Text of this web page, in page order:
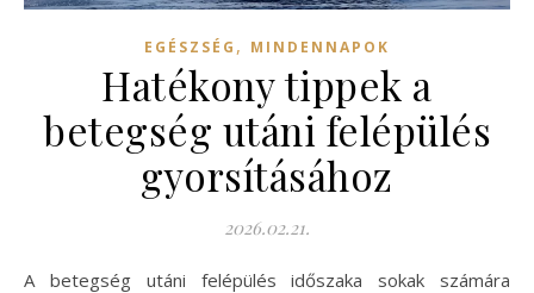
EGÉSZSÉG , MINDENNAPOK
Hatékony tippek a
betegség utáni felépülés
gyorsításához
2026.02.21.
A betegség utáni felépülés időszaka sokak számára